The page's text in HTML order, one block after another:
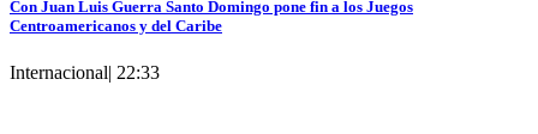
Con Juan Luis Guerra Santo Domingo pone fin a los Juegos
Centroamericanos y del Caribe
Internacional| 22:33